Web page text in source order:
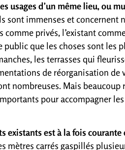
usages d’un même lieu, ou
sont immenses et concernent
privés, l’existant
public que les choses sont les
les terrasses qui
de réorganisation de
nombreuses. Mais beaucoup
pour accompagner
existants est à la fois
mètres carrés gaspillés